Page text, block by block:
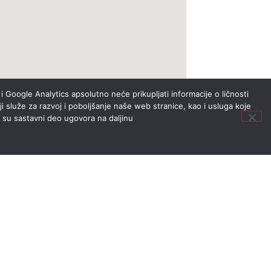
Analytics apsolutno neće prikupljati informacije o ličnosti
za razvoj i poboljšanje naše web stranice, kao i usluga koje
sastavni deo ugovora na daljinu